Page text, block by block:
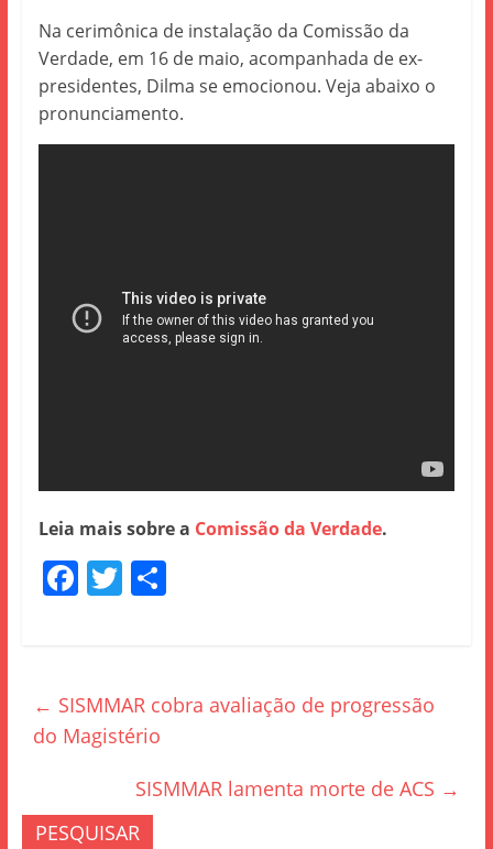
Na cerimônica de instalação da Comissão da
Verdade, em 16 de maio, acompanhada de ex-
presidentes, Dilma se emocionou. Veja abaixo o
pronunciamento.
Leia mais sobre a Comissão da Verdade.
F
b
o
k
T S
← SISMMAR cobra avaliação de progressão
do Magistério
SISMMAR lamenta morte de ACS →
PESQUISAR